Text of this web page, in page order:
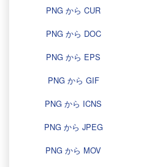
PNG から CUR
PNG から DOC
PNG から EPS
PNG から GIF
PNG から ICNS
PNG から JPEG
PNG から MOV